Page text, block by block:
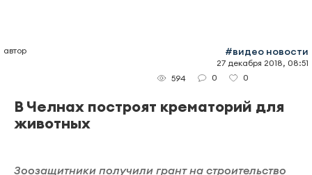
автор #видео новости
27 декабря 2018, 08:51
594
0 0
В Челнах построят крематорий для
животных
Зоозащитники получили грант на строительство